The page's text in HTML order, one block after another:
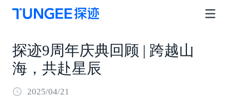
探迹9周年庆典回顾 | 跨越山
海，共赴星辰
2025/04/21